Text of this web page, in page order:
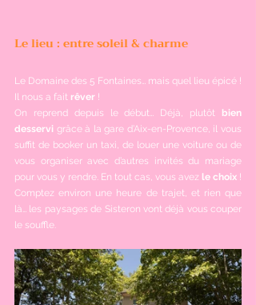
Le lieu : entre soleil & charme
Le Domaine des 5 Fontaines… mais quel lieu épicé !
Il nous a fait rêver !
On reprend depuis le début… Déjà, plutôt
bien
desservi grâce à la gare d’Aix-en-Provence, il vous
suffit de booker un taxi, de louer une voiture ou de
vous organiser avec d’autres invités du mariage
pour vous y rendre. En tout cas, vous avez le choix !
Comptez environ une heure de trajet, et rien que
là… les paysages de Sisteron vont déjà vous couper
le souffle.